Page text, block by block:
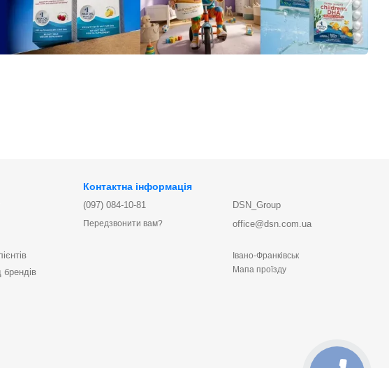
брендів
Контактна інформація
(097) 084-10-81
Передзвонити вам?
DSN_Group
office@dsn.com.ua
Івано-Франківськ
Мапа проїзду